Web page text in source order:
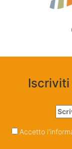
Accetto